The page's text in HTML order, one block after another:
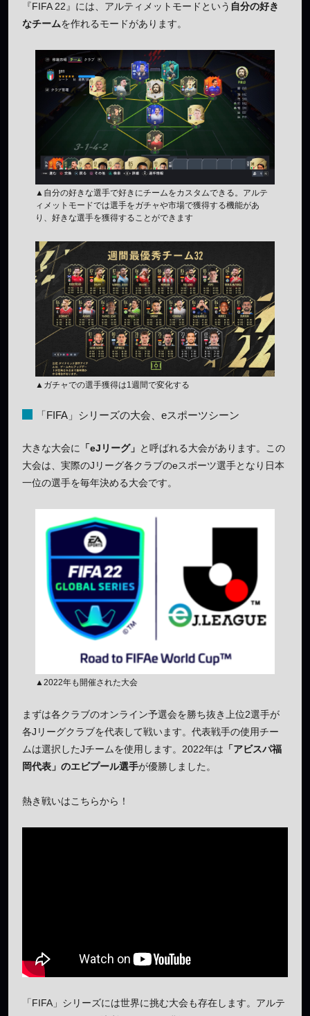
『FIFA 22』には、アルティメットモードという 自分の好き
なチームを作れるモードがあります。
▲自分の好きな選手で好きにチームをカスタムできる。アルテ
ィメットモードでは選手をガチャや市場で獲得する機能があ
り、好きな選手を獲得することができます
▲ガチャでの選手獲得は1週間で変化する
「FIFA」シリーズの大会、eスポーツシーン
大きな大会に 「eJリーグ」 と呼ばれる大会があります。この
大会は、実際のJリーグ各クラブのeスポーツ選手となり日本
一位の選手を毎年決める大会です。
▲2022年も開催された大会
まずは各クラブのオンライン予選会を勝ち抜き上位2選手が
各Jリーグクラブを代表して戦います。代表戦手の使用チー
ムは選択したJチームを使用します。2022年は 「アビスパ福
岡代表」のエビプール選手が優勝しました。
熱き戦いはこちらから！
「FIFA」シリーズには世界に挑む大会も存在します。アルテ